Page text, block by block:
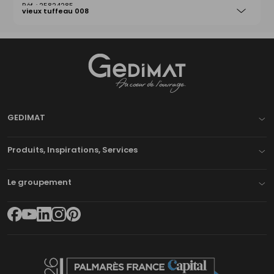
25824285
vieux tuffeau 008
GEDIMAT
Produits, Inspirations, Services
Le groupement